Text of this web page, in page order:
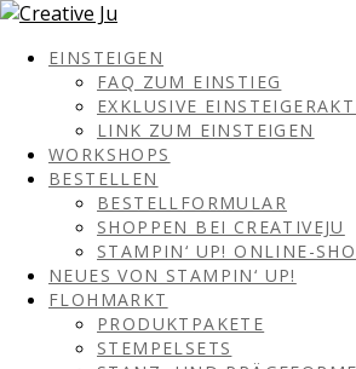
EINSTEIGEN
FAQ ZUM EINSTIEG
EXKLUSIVE
LINK ZUM EINSTEIGEN
WORKSHOPS
BESTELLEN
BESTELLFORMULAR
SHOPPEN BEI CREATIVEJU
STAMPIN‘ UP! ONLINE-
NEUES VON STAMPIN‘ UP!
FLOHMARKT
PRODUKTPAKETE
STEMPELSETS